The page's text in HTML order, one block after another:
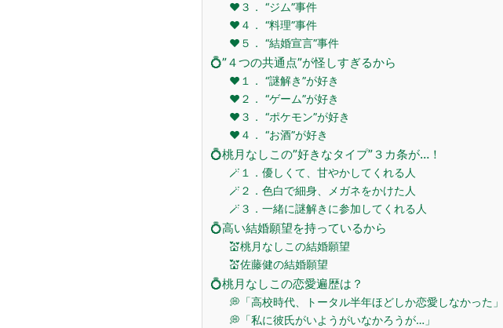
❤️３． “ジム”事件
❤️４． “料理”事件
❤️５． “結婚宣言”事件
💍”４つの共通点”が怪しすぎるから
❤️１． “謎解き”が好き
❤️２． “ゲーム”が好き
❤️３． “ポケモン”が好き
❤️４． “お酒”が好き
💍桃月なしこの”好きなタイプ”３カ条が…！
🪄１．優しくて、甘やかしてくれる人
🪄２．色白で細身、メガネをかけた人
🪄３．一緒に謎解きに参加してくれる人
💍高い結婚願望を持っているから
💒桃月なしこの結婚願望
💒佐藤健の結婚願望
💍桃月なしこの恋愛遍歴は？
💭「高校時代、トータル半年ほどしか恋愛しなかった」
💭「私に彼氏がいようがいなかろうが…」